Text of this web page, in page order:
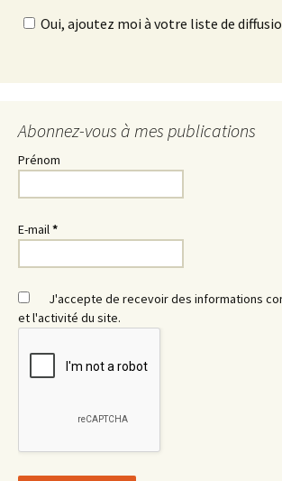
Oui, ajoutez moi à votre liste de
Abonnez-vous à mes publications
Prénom
E-mail*
J'accepte de recevoir des informations
et l'activité du site.